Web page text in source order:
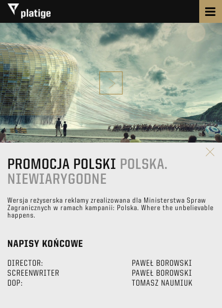
PROMOCJA POLSKI POLSKA.
NIEWIARYGODNE
Wersja reżyserska reklamy zrealizowana dla Ministerstwa Spraw
Zagranicznych w ramach kampanii: Polska. Where the unbelievable
happens.
NAPISY KOŃCOWE
DIRECTOR:
PAWEŁ BOROWSKI
SCREENWRITER
PAWEŁ BOROWSKI
DOP:
TOMASZ NAUMIUK